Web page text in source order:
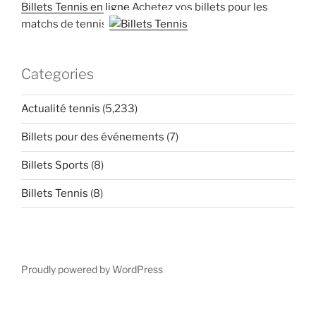
Billets Tennis en ligne Achetez vos billets pour les
matchs de tennis
Categories
Actualité tennis (5,233)
Billets pour des événements (7)
Billets Sports (8)
Billets Tennis (8)
Proudly powered by WordPress